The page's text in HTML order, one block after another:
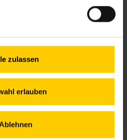
zulassen
erlauben
Ablehnen
Uhr
Uhr
Uhr
Uhr
sind Termine